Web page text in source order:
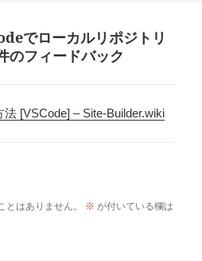
でローカルリポジトリ
のフィードバック
法 [VSCode] – Site-Builder.wiki
はありません。 ※ が付いている欄は